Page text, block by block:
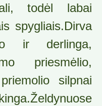
todėl labai
spygliais.Dirva
ir derlinga,
priesmėlio,
silpnai